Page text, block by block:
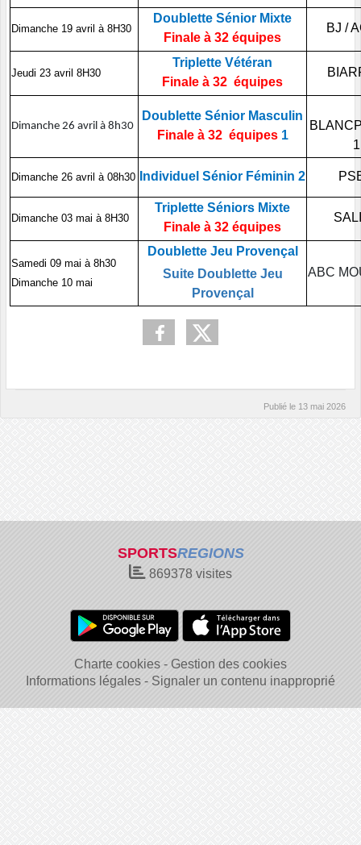
Dimanche 19 avril à 8H30
Doublette Sénior Mixte
Finale à 32 équipes
BJ /
Jeudi 23 avril 8H30
Triplette Vétéran
Finale à 32 équipes
Dimanche 26 avril à 8h30
Doublette Sénior Masculin
Finale à 32 équipes 1
1
Dimanche 26 avril à 08h30 Individuel Sénior Féminin 2
Dimanche 03 mai à 8H30
Triplette Séniors Mixte
Finale à 32 équipes
Samedi 09 mai à 8h30
Dimanche 10 mai
Doublette Jeu Provençal
ABC
Suite Doublette Jeu
Provençal
Publié le 13 mai 2026
SPORTSREGIONS
869378 visites
Charte cookies
Gestion des cookies
Informations légales
Signaler un contenu inapproprié